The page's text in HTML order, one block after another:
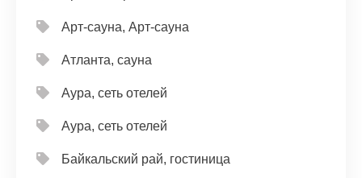
Арт-сауна, Арт-сауна
Атланта, сауна
Аура, сеть отелей
Аура, сеть отелей
Байкальский рай, гостиница